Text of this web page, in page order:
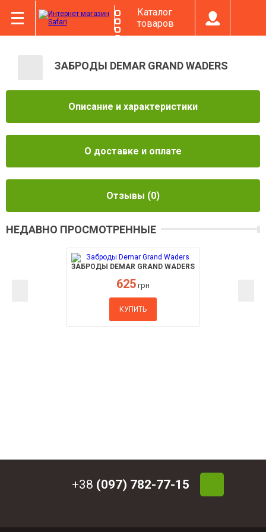
Каталог
товаров
ЗАБРОДЫ DEMAR GRAND WADERS
Описание и характеристики
О доставке и оплате
Отзывы (0)
НЕДАВНО ПРОСМОТРЕННЫЕ
ЗАБРОДЫ DEMAR GRAND WADERS
625 грн
КУПИТЬ
+38 (097) 782-77-15